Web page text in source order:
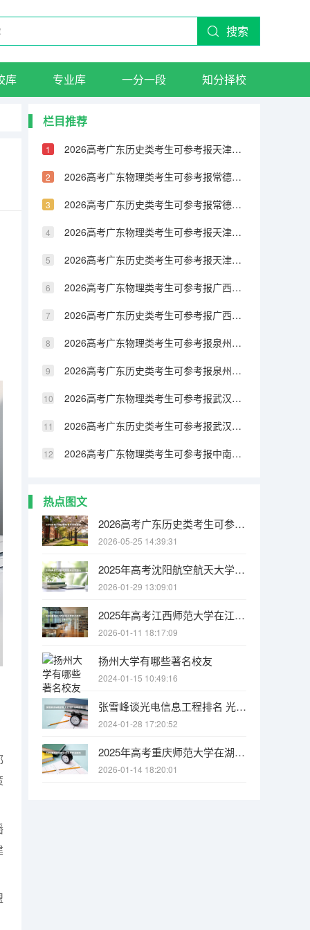
搜索
库 专业库 一分一段 知分择校
栏目推荐
2026高考广东历史类考生可参考报天津城市建设管理职业技术学院的专业汇总
2026高考广东物理类考生可参考报常德职业技术学院的专业汇总
2026高考广东历史类考生可参考报常德职业技术学院的专业汇总
2026高考广东物理类考生可参考报天津铁道职业技术学院的专业汇总
2026高考广东历史类考生可参考报天津铁道职业技术学院的专业汇总
2026高考广东物理类考生可参考报广西民族大学相思湖学院的专业汇总
2026高考广东历史类考生可参考报广西民族大学相思湖学院的专业汇总
2026高考广东物理类考生可参考报泉州纺织服装职业学院的专业汇总
2026高考广东历史类考生可参考报泉州纺织服装职业学院的专业汇总
2026高考广东物理类考生可参考报武汉生物工程学院的专业汇总
2026高考广东历史类考生可参考报武汉生物工程学院的专业汇总
2026高考广东物理类考生可参考报中南林业科技大学涉外学院的专业汇总
热点图文
2026高考广东历史类考生可参考报广州城市职业学院的专业汇总
2026-05-25 14:39:31
2025年高考沈阳航空航天大学在山西各批次选科要求有哪些
2026-01-29 13:09:01
2025年高考江西师范大学在江西各批次选科要求有哪些
2026-01-11 18:17:09
扬州大学有哪些著名校友
2024-01-15 10:49:16
张雪峰谈光电信息工程排名 光电信息科学与工程专业排名
2024-01-28 17:20:52
2025年高考重庆师范大学在湖南各批次选科要求有哪些
2026-01-14 18:20:01